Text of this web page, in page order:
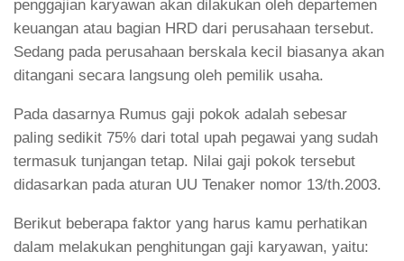
penggajian karyawan akan dilakukan oleh departemen
keuangan atau bagian HRD dari perusahaan tersebut.
Sedang pada perusahaan berskala kecil biasanya akan
ditangani secara langsung oleh pemilik usaha.
Pada dasarnya Rumus gaji pokok adalah sebesar
paling sedikit 75% dari total upah pegawai yang sudah
termasuk tunjangan tetap. Nilai gaji pokok tersebut
didasarkan pada aturan UU Tenaker nomor 13/th.2003.
Berikut beberapa faktor yang harus kamu perhatikan
dalam melakukan penghitungan gaji karyawan, yaitu: